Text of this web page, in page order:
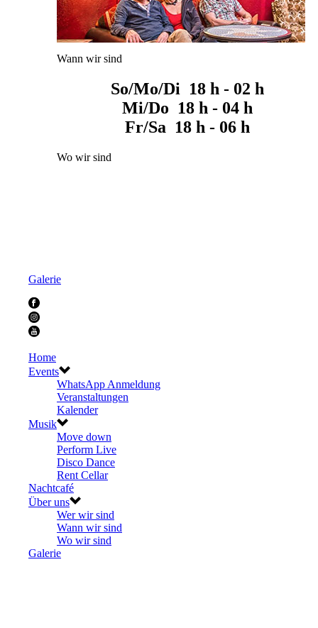
Wann wir sind
So/Mo/Di 18 h - 02 h
Mi/Do 18 h - 04 h
Fr/Sa 18 h - 06 h
Wo wir sind
Galerie
Home
Events
WhatsApp Anmeldung
Veranstaltungen
Kalender
Musik
Move down
Perform Live
Disco Dance
Rent Cellar
Nachtcafé
Über uns
Wer wir sind
Wann wir sind
Wo wir sind
Galerie